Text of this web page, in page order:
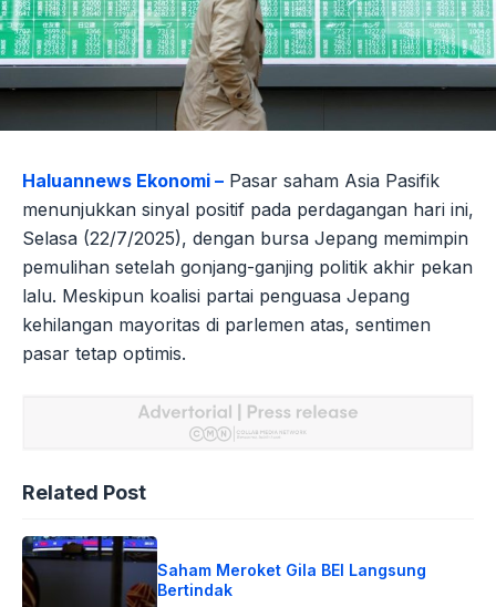
Haluannews Ekonomi – Pasar saham Asia Pasifik
menunjukkan sinyal positif pada perdagangan hari ini,
Selasa (22/7/2025), dengan bursa Jepang memimpin
pemulihan setelah gonjang-ganjing politik akhir pekan
lalu. Meskipun koalisi partai penguasa Jepang
kehilangan mayoritas di parlemen atas, sentimen
pasar tetap optimis.
Related Post
Saham Meroket Gila BEI Langsung
Bertindak